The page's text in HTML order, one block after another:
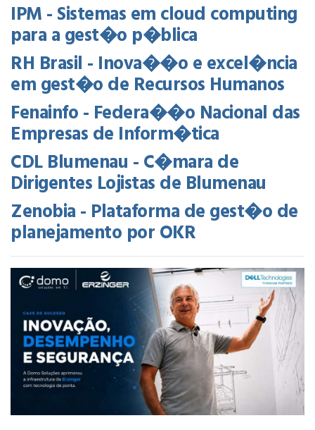
IPM - Sistemas em cloud computing
para a gest�o p�blica
RH Brasil - Inova��o e excel�ncia
em gest�o de Recursos Humanos
Fenainfo - Federa��o Nacional das
Empresas de Inform�tica
CDL Blumenau - C�mara de
Dirigentes Lojistas de Blumenau
Zenobia - Plataforma de gest�o de
planejamento por OKR